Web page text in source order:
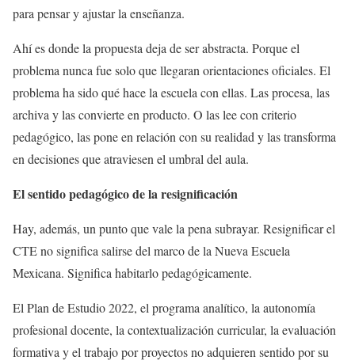
para pensar y ajustar la enseñanza.
Ahí es donde la propuesta deja de ser abstracta. Porque el
problema nunca fue solo que llegaran orientaciones oficiales. El
problema ha sido qué hace la escuela con ellas. Las procesa, las
archiva y las convierte en producto. O las lee con criterio
pedagógico, las pone en relación con su realidad y las transforma
en decisiones que atraviesen el umbral del aula.
El sentido pedagógico de la resignificación
Hay, además, un punto que vale la pena subrayar. Resignificar el
CTE no significa salirse del marco de la Nueva Escuela
Mexicana. Significa habitarlo pedagógicamente.
El Plan de Estudio 2022, el programa analítico, la autonomía
profesional docente, la contextualización curricular, la evaluación
formativa y el trabajo por proyectos no adquieren sentido por su